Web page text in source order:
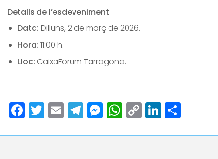
Detalls de l’esdeveniment
Data: Dilluns, 2 de març de 2026.
Hora: 11:00 h.
Lloc: CaixaForum Tarragona.
Facebook
Twitter
EmailTelegram
Messenger
WhatsApp
Copy
Link